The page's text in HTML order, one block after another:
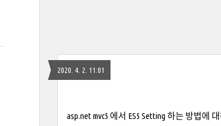
2020. 4. 2. 11:01
asp.net mvc5 에서 ES5 Setting 하는 방법에